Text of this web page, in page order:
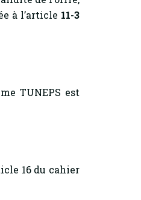
à l’article 11-3
TUNEPS est
16 du cahier